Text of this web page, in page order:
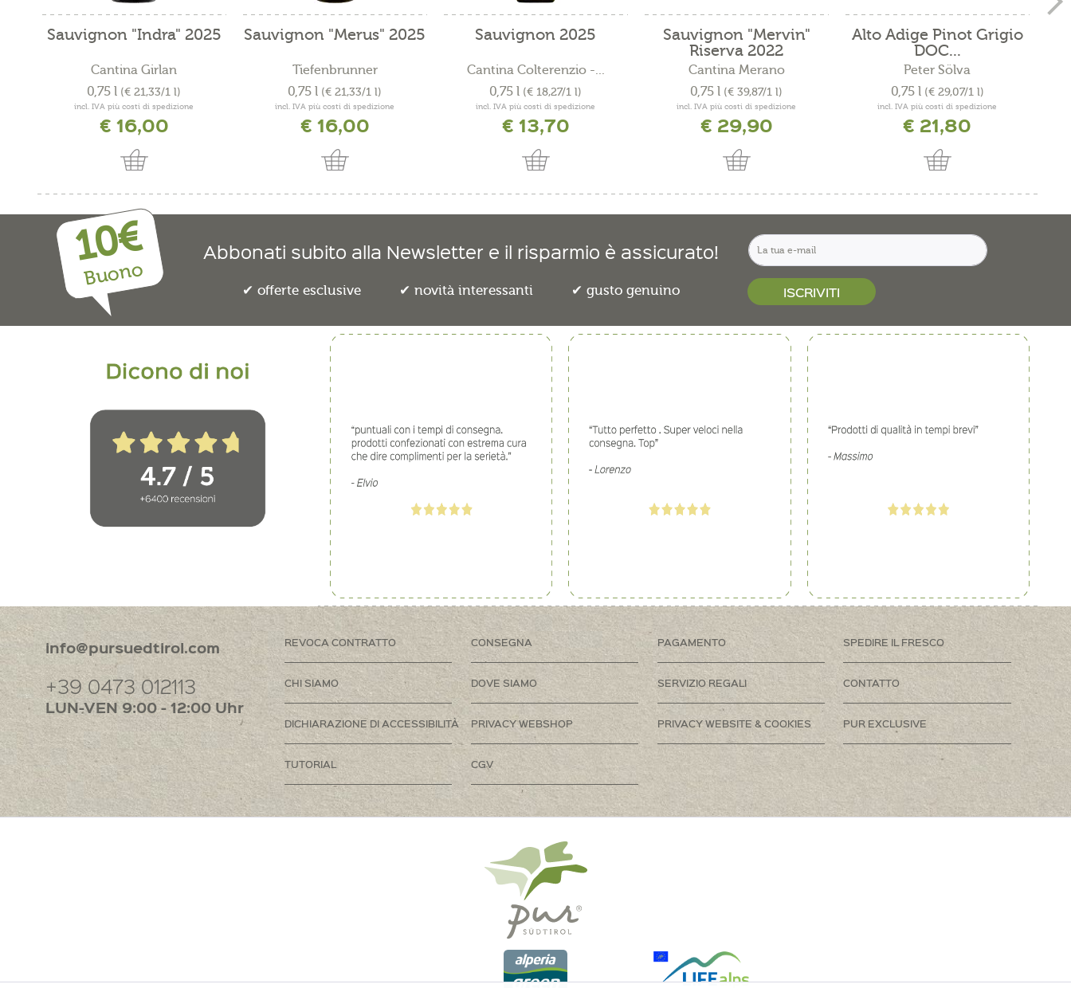
Sauvignon "Indra" 2025
Cantina Girlan
0,75 l (€ 21,33/1 l)
incl. IVA più costi di spedizione
€ 16,00
Sauvignon "Merus" 2025
Tiefenbrunner
0,75 l (€ 21,33/1 l)
incl. IVA più costi di spedizione
€ 16,00
Sauvignon 2025
Cantina Colterenzio -...
0,75 l (€ 18,27/1 l)
incl. IVA più costi di spedizione
€ 13,70
Sauvignon "Mervin"
Riserva 2022
Cantina Merano
0,75 l (€ 39,87/1 l)
incl. IVA più costi di spedizione
€ 29,90
Alto Adige Pinot Grigio
DOC...
Peter Sölva
0,75 l (€ 29,07/1 l)
incl. IVA più costi di spedizione
€ 21,80
10€
Buono
Abbonati subito alla Newsletter e il risparmio è assicurato!
offerte esclusive novità interessanti gusto genuino ISCRIVITI
info@pursuedtirol.com
+39 0473 012113
LUN-VEN 9:00 - 12:00 Uhr
REVOCA CONTRATTO CONSEGNA PAGAMENTO SPEDIRE IL FRESCO
CHI SIAMO DOVE SIAMO SERVIZIO REGALI CONTATTO
DICHIARAZIONE DI ACCESSIBILITÀ PRIVACY WEBSHOP PRIVACY WEBSITE & COOKIES PUR EXCLUSIVE
TUTORIAL CGV